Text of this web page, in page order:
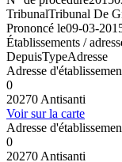
TribunalTribunal De
Prononcé le09-03-
Établissements /
DepuisTypeAdresse
Adresse
0
20270 Antisanti
Voir sur la carte
Adresse
0
20270 Antisanti